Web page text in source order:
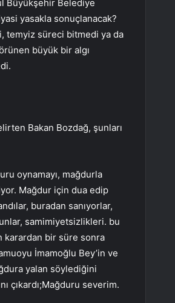
Büyükşehir Belediye
yasakla sonuçlanacak?
temyiz süreci bitmedi ya da
büyük bir algı
Bakan Bozdağ, şunları
oynamayı, mağdurla
Mağdur için dua edip
buradan sanıyorlar,
samimiyetsizlikleri. bu
karardan bir süre sonra
İmamoğlu Bey’in ve
yalan söylediğini
çıkardı;Mağduru severim.